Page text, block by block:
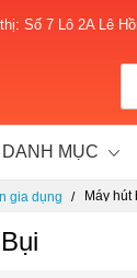
Số 7 Lô 2A Lê
MỤC
gia dụng Máy hút